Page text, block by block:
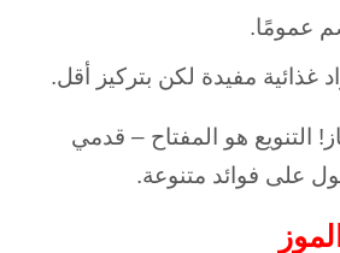
عمومًا.
غذائية مفيدة لكن بتركيز أقل.
التنويع هو المفتاح – قدمي
على فوائد متنوعة.